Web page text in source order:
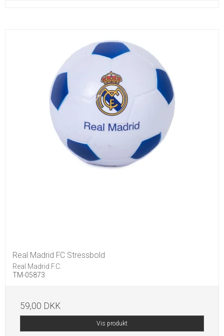
Real Madrid FC Stressbold
Real Madrid F.C.
TM-05873
59,00 DKK
Vis produkt